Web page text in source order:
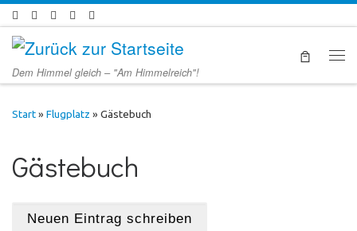
Zum Inhalt springen
Dem Himmel gleich – "Am Himmelreich"!
Start » Flugplatz » Gästebuch
Gästebuch